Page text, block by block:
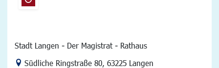
Stadt Langen - Der Magistrat - Rathaus
Link zur Google-Maps Navigation
Südliche Ringstraße 80, 63225 Langen